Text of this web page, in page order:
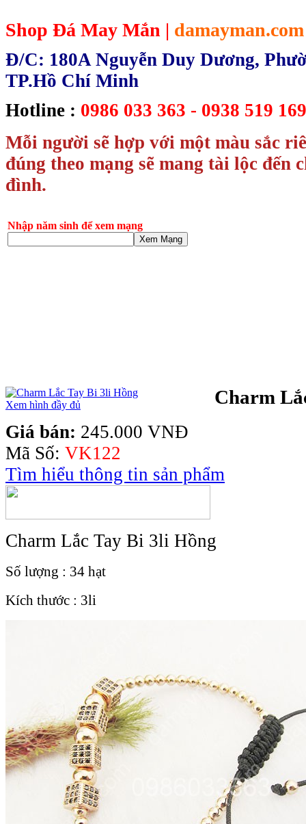
Shop Đá May Mắn | damayman.com
Đ/C: 180A Nguyễn Duy Dương,
TP.Hồ Chí Minh
Hotline : 0986 033 363 - 0938 519
Mỗi người sẽ hợp với một màu sắc
đúng theo mạng sẽ mang tài lộc đến
đình.
Nhập năm sinh để xem mạng
Xem Mạng
Xem hình đầy đủ Charm
Giá bán: 245.000 VNĐ
Mã Số: VK122
Tìm hiểu thông tin sản phẩm
Charm Lắc Tay Bi 3li Hồng
Số lượng : 34 hạt
Kích thước : 3li